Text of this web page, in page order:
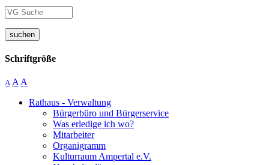
suchen
Schriftgröße
A A A
Rathaus - Verwaltung
Bürgerbüro und Bürgerservice
Was erledige ich wo?
Mitarbeiter
Organigramm
Kulturraum Ampertal e.V.